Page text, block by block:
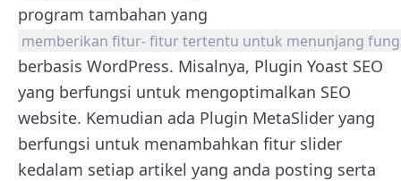
program tambahan yang
memberikan fitur- fitur tertentu untuk menunjang
berbasis WordPress. Misalnya, Plugin Yoast SEO
yang berfungsi untuk mengoptimalkan SEO
website. Kemudian ada Plugin MetaSlider yang
berfungsi untuk menambahkan fitur slider
kedalam setiap artikel yang anda posting serta